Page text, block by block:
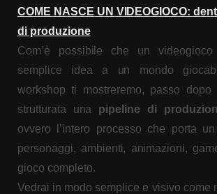
COME NASCE UN VIDEOGIOCO:
di produzione
Com’è possibile che un
semplice idea a un mondo
workshop ti mostreremo, passo
strutturata una pipeline di
ovvero l’intero processo che porta
personaggi, ambienti, animazioni,
gioco completo.
Vedrai in modo semplice e visivo come